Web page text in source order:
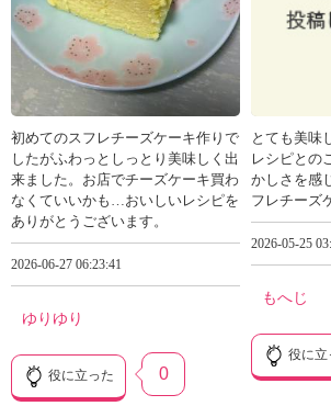
初めてのスフレチーズケーキ作りで
したがふわっとしっとり美味しく出
来ました。お店でチーズケーキ買わ
なくていいかも…おいしいレシピを
ありがとうございます。
2026-06-27 06:23:41
ゆりゆり
役に立った 0
とても美味
レシピとの
かしさを感
フレチーズ
2026-05-25
もへじ
役に立